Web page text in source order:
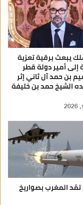
يبعث برقية تعزية
إلى أمير دولة قطر
بن حمد آل ثاني إثر
الشيخ حمد بن خليفة
المغرب بصواريخ